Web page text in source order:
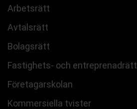
Arbetsrätt
Avtalsrätt
Bolagsrätt
Fastighets- och entreprenadrätt
Företagarskolan
Kommersiella tvister